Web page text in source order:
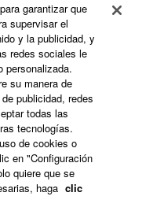
garantizar que
supervisar el
y la publicidad, y
redes sociales le
personalizada.
su manera de
publicidad, redes
todas las
tecnologías.
de cookies o
en "Configuración
quiere que se
haga clic